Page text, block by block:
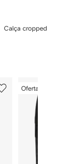
Calça cropped
de